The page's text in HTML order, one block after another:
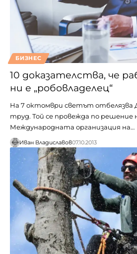
БИЗНЕС
10 доказателства, че
ни е „робовладелец“
На 7 октомври светът отбелязва
труд. Той се провежда по решение
Международната организация на…
Иван Владиславов07.10.2013